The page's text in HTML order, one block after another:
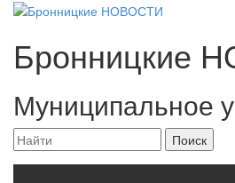
Бронницкие
Муниципальное